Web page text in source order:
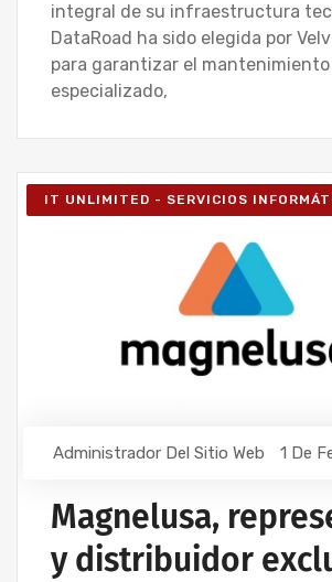
integral de su infraestructura
DataRoad ha sido elegida por
para garantizar el
especializado,
IT UNLIMITED - SERVICIOS
Administrador Del Sitio Web 1 De
Magnelusa,
y distribuidor